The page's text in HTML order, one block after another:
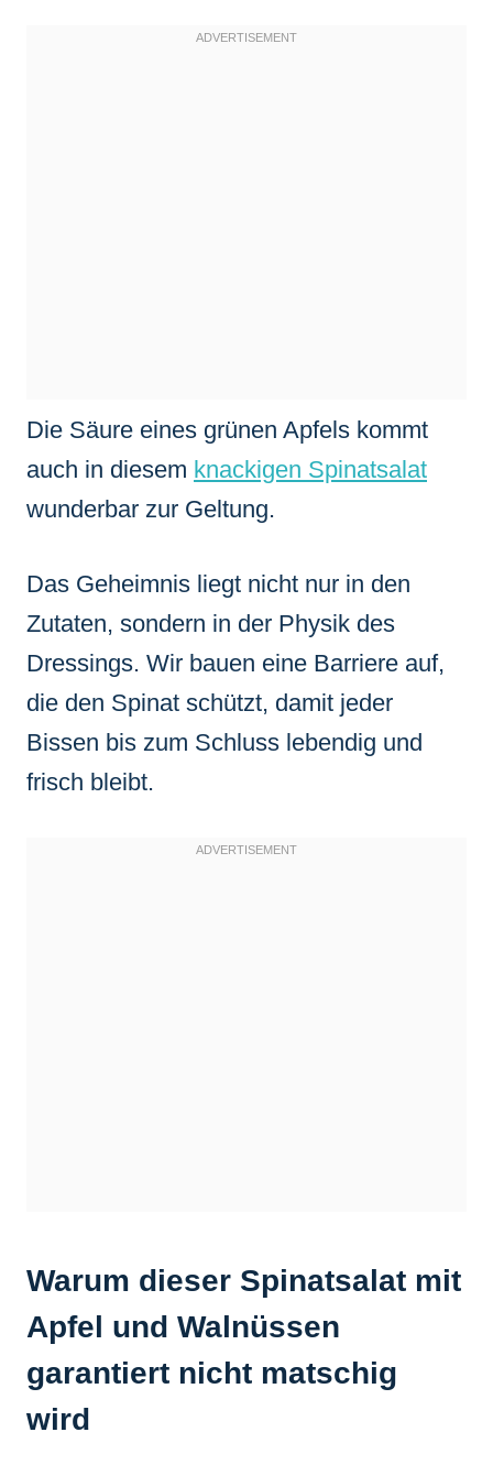
Die Säure eines grünen Apfels kommt
auch in diesem knackigen Spinatsalat
wunderbar zur Geltung.
Das Geheimnis liegt nicht nur in den
Zutaten, sondern in der Physik des
Dressings. Wir bauen eine Barriere auf,
die den Spinat schützt, damit jeder
Bissen bis zum Schluss lebendig und
frisch bleibt.
Warum dieser Spinatsalat mit
Apfel und Walnüssen
garantiert nicht matschig
wird